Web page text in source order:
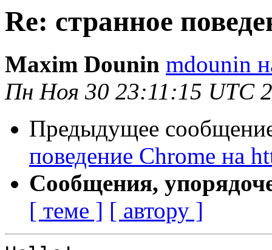
Re: странное
Maxim Dounin mdounin
Пн Ноя 30 23:11:15 UTC
Предыдущее
поведение Chrome на
Сообщения,
[ теме ] [ автору ]